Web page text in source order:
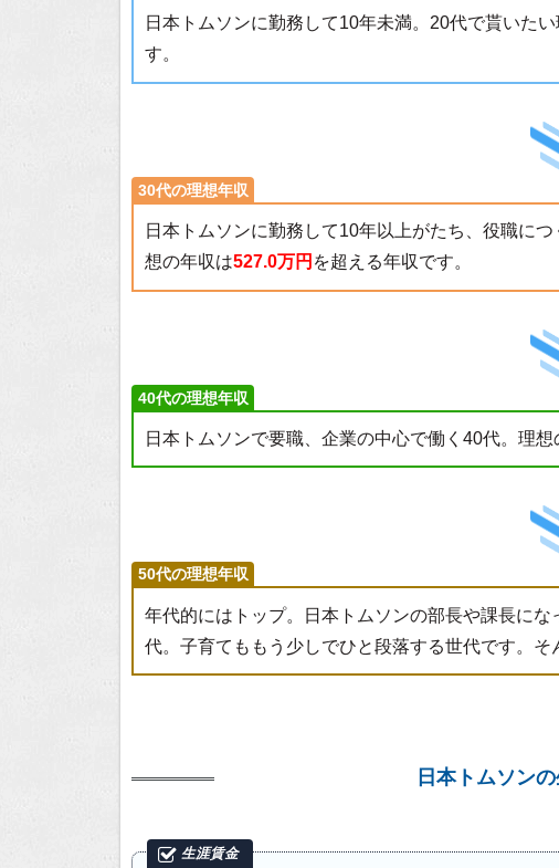
日本トムソンに勤務して10年未満。20代で貰いた
す。
30代の理想年収
日本トムソンに勤務して10年以上がたち、役職に
想の年収は527.0万円 を超える年収です。
40代の理想年収
日本トムソンで要職、企業の中心で働く40代。理想
50代の理想年収
年代的にはトップ。日本トムソンの部長や課長に
代。子育てももう少しでひと段落する世代です。
日本トムソン